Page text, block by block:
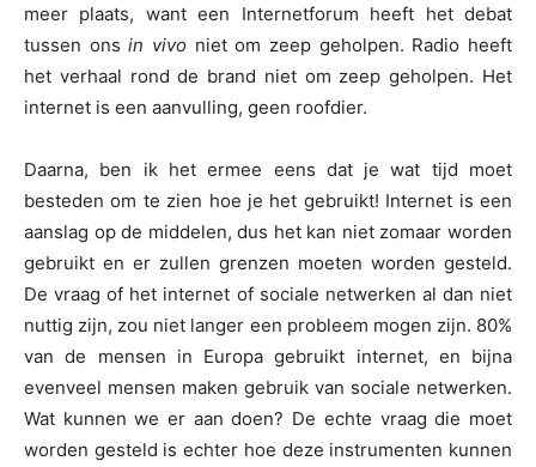
meer plaats, want een Internetforum heeft het debat
tussen onsin vivo niet om zeep geholpen. Radio heeft
het verhaal rond de brand niet om zeep geholpen. Het
internet is een aanvulling, geen roofdier.
Daarna, ben ik het ermee eens dat je wat tijd moet
besteden om te zien hoe je het gebruikt! Internet is een
aanslag op de middelen, dus het kan niet zomaar worden
gebruikt en er zullen grenzen moeten worden gesteld.
De vraag of het internet of sociale netwerken al dan niet
nuttig zijn, zou niet langer een probleem mogen zijn. 80%
van de mensen in Europa gebruikt internet, en bijna
evenveel mensen maken gebruik van sociale netwerken.
Wat kunnen we er aan doen? De echte vraag die moet
worden gesteld is echter hoe deze instrumenten kunnen